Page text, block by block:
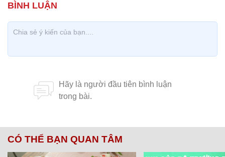
CÓ THỂ BẠN QUAN TÂM